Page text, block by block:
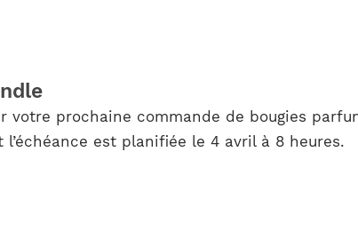
votre prochaine commande de bougies
est planifiée le 4 avril à 8 heures.